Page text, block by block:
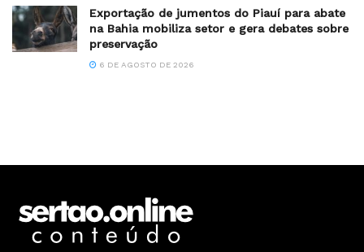
Exportação de jumentos do Piauí para abate
na Bahia mobiliza setor e gera debates sobre
preservação
6 DE AGOSTO DE 2026